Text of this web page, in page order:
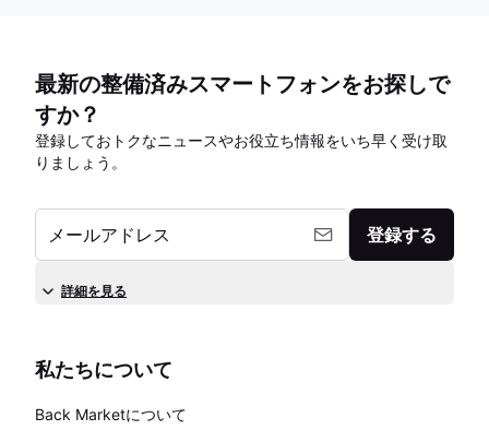
最新の整備済みスマートフォンをお探しで
すか？
登録しておトクなニュースやお役立ち情報をいち早く受け取
りましょう。
メールアドレス 登録する
詳細を見る
私たちについて
Back Marketについて